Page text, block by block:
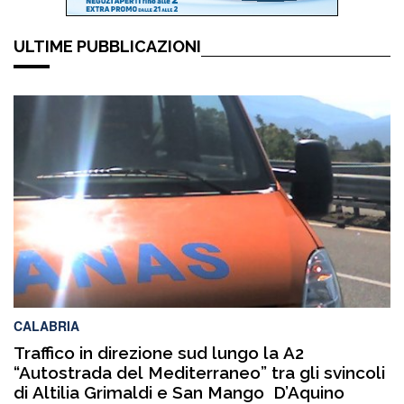
ULTIME PUBBLICAZIONI
CALABRIA
Traffico in direzione sud lungo la A2
“Autostrada del Mediterraneo” tra gli svincoli
di Altilia Grimaldi e San Mango D’Aquino